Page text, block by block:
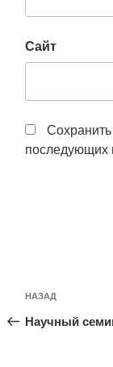
Сайт
последующих
по
записям
Предыдущая
запись:
НАЗАД
Научный